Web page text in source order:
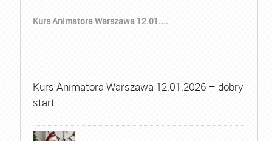
Kurs Animatora Warszawa 12.01....
Kurs Animatora Warszawa 12.01.2026 – dobry
start …